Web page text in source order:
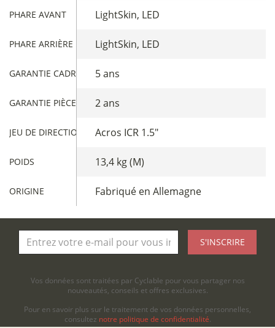
PHARE AVANT LightSkin, LED
PHARE ARRIÈRE LightSkin, LED
GARANTIE CADRE 5 ans
GARANTIE PIÈCES 2 ans
JEU DE DIRECTION Acros ICR 1.5"
POIDS 13,4 kg (M)
ORIGINE Fabriqué en Allemagne
S'INSCRIRE
Vos données sont traitées par Cyclable pour vous partager nos
nouveautés, conseils et offres exclusives.
Pour en savoir plus sur le traitement de vos données personnelles,
consultez notre politique de confidentialité.